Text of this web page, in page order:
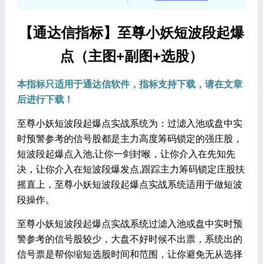
【通达信指标】至尊小妖短波段起爆
点（主图+副图+选股）
本指标只适用于通达信软件，指标支持下载，请在文章
后进行下载！
至尊小妖短波段起爆点实战系统为：过滤入池或盘中实
时预警参考的信号股都是主力高度筹码锁定的强庄股，
短波段起爆点入池,让你一剑封喉，让你介入在先知先
决，让你介入在短波段爆发点,跟踪主力筹码锁定庄股扶
摇直上，至尊小妖短波段起爆点实战系统适用于做短波
段操作。
至尊小妖短波段起爆点实战系统过滤入池或盘中实时预
警参考的信号股较少，大盘不好时候不出票，系统出的
信号票是帮你缩短选股时间和范围，让你避免无从选择